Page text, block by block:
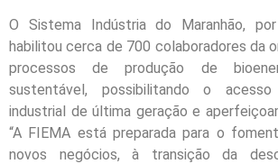
O Sistema Indústria do Maranhão,
habilitou cerca de 700 colaboradores da
processos de produção de
sustentável, possibilitando o acesso
industrial de última geração e
“A FIEMA está preparada para o
novos negócios, à transição da